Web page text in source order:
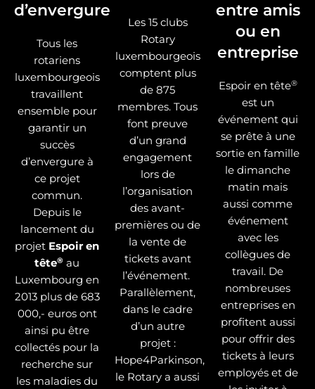
d’envergure
Tous les
rotariens
luxembourgeois
travaillent
ensemble pour
garantir un
succès
d’envergure à
ce projet
commun.
Depuis le
lancement du
projet Espoir en
tête® au
Luxembourg en
2013 plus de 683
000,- euros ont
ainsi pu être
collectés pour la
recherche sur
les maladies du
Les 15 clubs
Rotary
luxembourgeois
comptent plus
de 875
membres. Tous
font preuve
d’un grand
engagement
lors de
l’organisation
des avant-
premières ou de
la vente de
tickets avant
l’événement.
Parallèlement,
dans le cadre
d’un autre
projet :
Hope4Parkinson,
le Rotary a aussi
entre amis
ou en
entreprise
Espoir en tête®
est un
événement qui
se prête à une
sortie en famille
le dimanche
matin mais
aussi comme
événement
avec les
collègues de
travail. De
nombreuses
entreprises en
profitent aussi
pour offrir des
tickets à leurs
employés et de